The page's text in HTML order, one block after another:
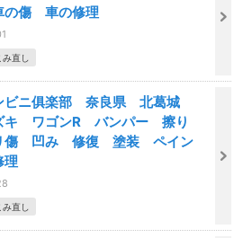
傷 車の修理
直し
ビニ俱楽部 奈良県 北葛城
ワゴンR バンパー 擦り
傷 凹み 修復 塗装 ペイン
理
直し